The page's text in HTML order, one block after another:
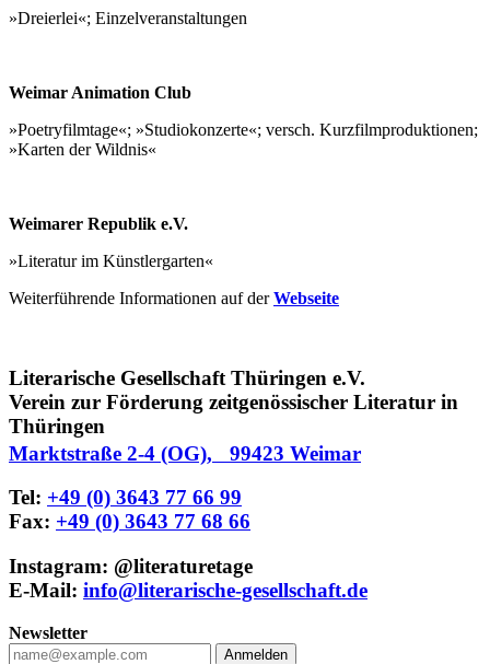
»Dreierlei«; Einzelveranstaltungen
Weimar Animation Club
»Poetryfilmtage«; »Studiokonzerte«; versch. Kurzfilmproduktionen;
»Karten der Wildnis«
Weimarer Republik e.V.
»Literatur im Künstlergarten«
Weiterführende Informationen auf derWebseite
Literarische Gesellschaft Thüringen e.V.
Verein zur Förderung zeitgenössischer Literatur in
Thüringen
Marktstraße 2-4 (OG), 99423 Weimar
Tel: +49 (0) 3643 77 66 99
Fax: +49 (0) 3643 77 68 66
Instagram: @literaturetage
E-Mail: info@literarische-gesellschaft.de
Newsletter
Anmelden